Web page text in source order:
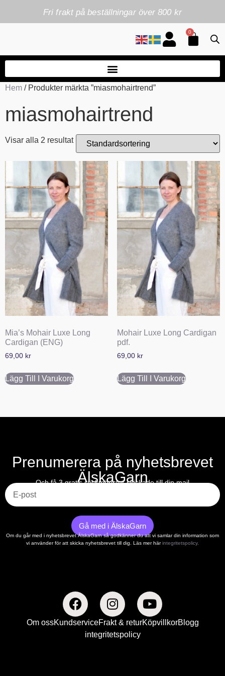
Fri frakt på beställningar över 800 kr
0
Hem / Produkter märkta ”miasmohairtrend”
miasmohairtrend
Visar alla 2 resultat
Mia’s Mohair Luxe Long
Cardigan (ENG)
69,00 kr
Lägg Till I Varukorg
Mohair Luxe Long Cardigan
pdf.
69,00 kr
Lägg Till I Varukorg
Prenumerera på nyhetsbrevet
ÄlskaGarn
Och få 3 gratis stickmönster skickade till din mail
Gå med i ÄlskaGarn
Om du går med i nyhetsbrevet ÄlskaGarn så godkänner du att vi samlar din information som
vi använder för att skicka nyhetsbrevet till dig. Läs mer härintegritetspolicy.
Om ossKundserviceFrakt & returKöpvillkorBlogg
integritetspolicy